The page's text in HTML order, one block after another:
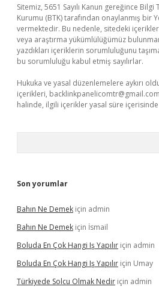
Sitemiz, 5651 Sayılı Kanun gereğince
Kurumu (BTK) tarafından onaylanmış bir
vermektedir. Bu nedenle, sitedeki
veya araştırma yükümlülüğümüz
yazdıkları içeriklerin sorumluluğunu
bu sorumluluğu kabul etmiş sayılırlar.
Hukuka ve yasal düzenlemelere aykırı
içerikleri, backlinkpanelicomtr@gmail.com
halinde, ilgili içerikler yasal süre içerisinde
Son yorumlar
Bahın Ne Demek için admin
Bahın Ne Demek için İsmail
Boluda En Çok Hangi Iş Yapılır için admin
Boluda En Çok Hangi Iş Yapılır için Umay
Türkiyede Solcu Olmak Nedir için admin